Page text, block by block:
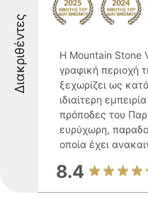
Διακριθέντες
Η Mountain Stone
γραφική περιοχή
ξεχωρίζει ως
ιδιαίτερη
πρόποδες του
ευρύχωρη,
οποία έχει
8.4